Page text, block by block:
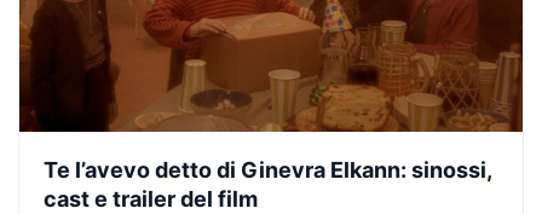
Te l’avevo detto di Ginevra Elkann: sinossi,
cast e trailer del film